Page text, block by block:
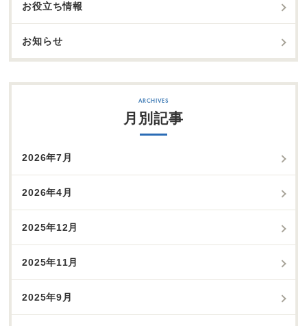
お役立ち情報
お知らせ
月別記事
2026年7月
2026年4月
2025年12月
2025年11月
2025年9月